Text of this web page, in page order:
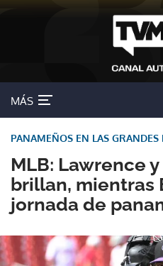
MÁS
MLB: Lawrence
brillan, mientras
jornada de
PANAMEÑOS EN LAS GRANDES